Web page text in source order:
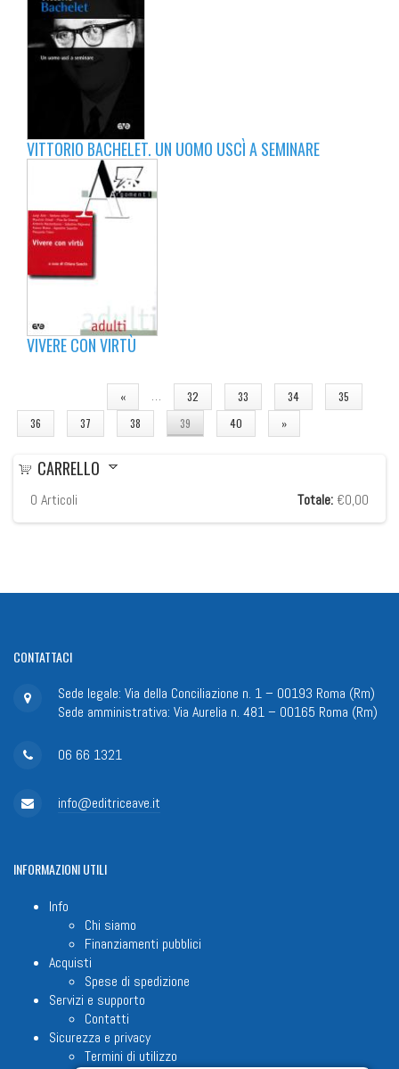
VITTORIO BACHELET. UN UOMO USCÌ A SEMINARE
VIVERE CON VIRTÙ
« … 32 33 34
35
36
37 38 39 40 »
CARRELLO
0 Articoli Totale: €0,00
CONTATTACI
Sede legale: Via della Conciliazione n. 1 – 00193 Roma (Rm)
Sede amministrativa: Via Aurelia n. 481 – 00165 Roma (Rm)
06 66 1321
info@editriceave.it
INFORMAZIONIUTILI
Info
Chi siamo
Finanziamenti pubblici
Acquisti
Spese di spedizione
Servizi e supporto
Contatti
Sicurezza e privacy
Termini di utilizzo